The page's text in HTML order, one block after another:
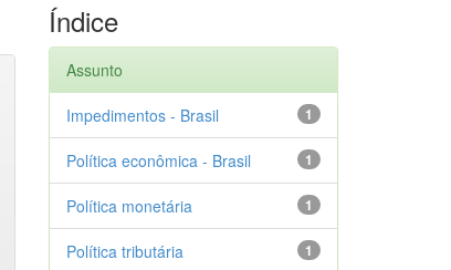
Índice
Assunto
1
Impedimentos - Brasil
1
Política econômica - Brasil
1
Política monetária
1
Política tributária